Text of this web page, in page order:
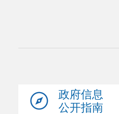
政府信息
公开指南